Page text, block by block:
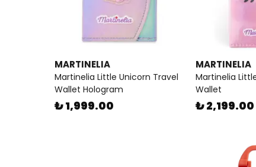
MARTINELIA
Martinelia Little Unicorn Travel
Wallet Hologram
₺ 1,999.00
MARTINELIA
Martinelia
Wallet
₺ 2,199.00